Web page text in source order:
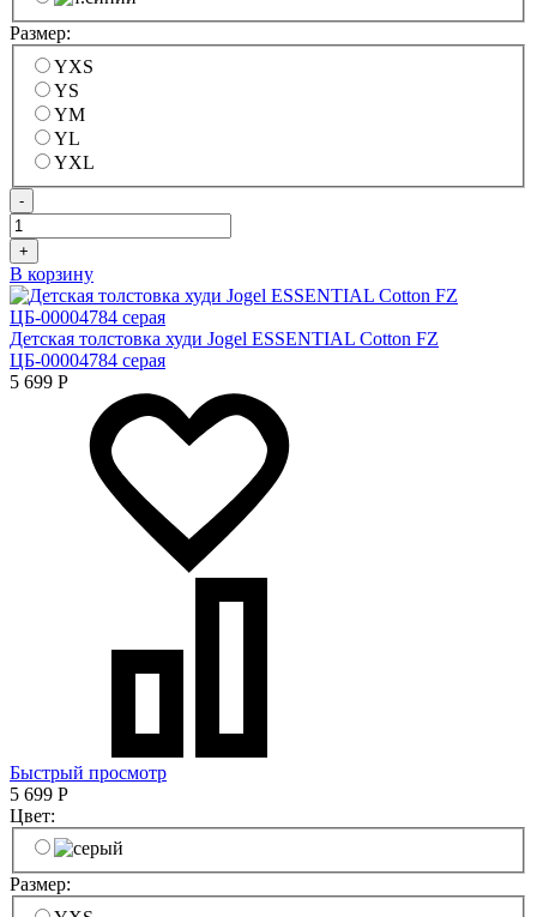
Размер:
YXS
YS
YM
YL
YXL
-
+
В корзину
Детская толстовка худи Jogel ESSENTIAL Cotton FZ
ЦБ-00004784 серая
5 699 Р
Быстрый просмотр
5 699 Р
Цвет:
Размер: